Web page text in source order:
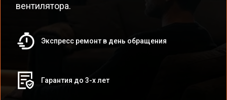
вентилятора.
Экспресс ремонт в день обращения
Гарантия до 3-х лет